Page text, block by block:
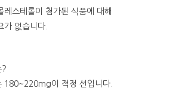
레스테롤이 첨가된 식품에 대해
가 없습니다.
?
180~220mg이 적정 선입니다.